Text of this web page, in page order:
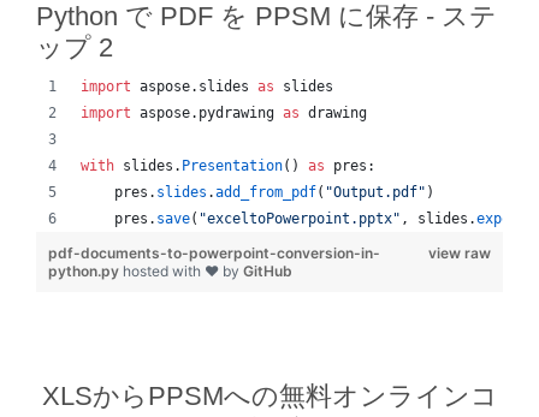
Python で PDF を PPSM に保存 - ステ
ップ 2
import aspose. slides as
slides
import aspose. pydrawing as drawing
with slides . Presentation() as pres :
pres . slides .add_from_pdf( "Output.pdf" )
pres . save( "exceltoPowerpoint.pptx" , slides .export
view raw
pdf-documents-to-powerpoint-conversion-in-
python.py hosted with ❤ by GitHub
XLSからPPSMへの無料オンラインコ